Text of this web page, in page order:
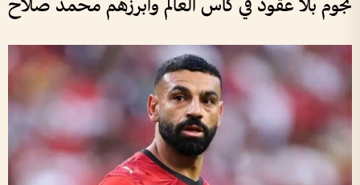
نجوم بلا عقود في كأس العالم وأبرزهم محمد صلاح